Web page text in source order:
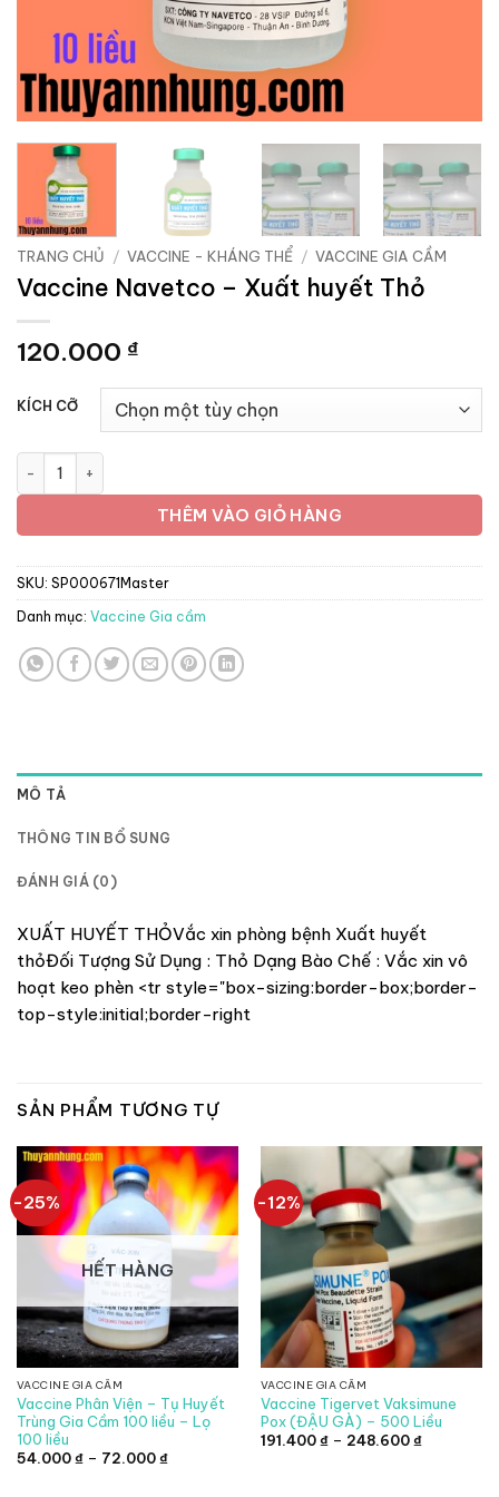
TRANG CHỦ / VACCINE - KHÁNG THỂ / VACCINE GIA CẦM
Vaccine Navetco – Xuất huyết Thỏ
120.000 ₫
KÍCH CỠ
Vaccine Navetco - Xuất huyết Thỏ số lượng
THÊM VÀO GIỎ HÀNG
SKU: SP000671Master
Danh mục: Vaccine Gia cầm
MÔ TẢ
THÔNG TIN BỔ SUNG
ĐÁNH GIÁ (0)
XUẤT HUYẾT THỎVắc xin phòng bệnh Xuất huyết
thỏĐối Tượng Sử Dụng : Thỏ Dạng Bào Chế : Vắc xin vô
hoạt keo phèn <tr style="box-sizing:border-box;border-
top-style:initial;border-right
SẢN PHẨM TƯƠNG TỰ
-25%
HẾT HÀNG
VACCINE GIA CẦM
Vaccine Phân Viện – Tụ Huyết
Trùng Gia Cầm 100 liều – Lọ
100 liều
54.000₫ – 72.000₫Khoảng
-12%
VACCINE GIA CẦM
Vaccine Tigervet Vaksimune
Pox (ĐẬU GÀ) – 500 Liều
191.400₫ – 248.600₫Khoảng